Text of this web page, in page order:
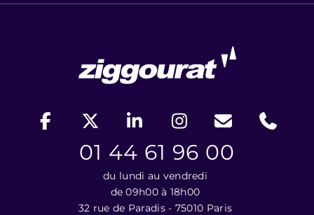
01 44 61 96 00
du lundi au vendredi
de 09h00 à 18h00
32 rue de Paradis - 75010 Paris